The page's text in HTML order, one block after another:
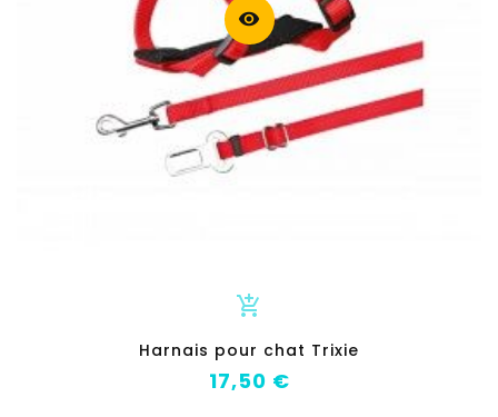
visibility
add_shopping_cart
Harnais pour chat Trixie
Prix
17,50 €